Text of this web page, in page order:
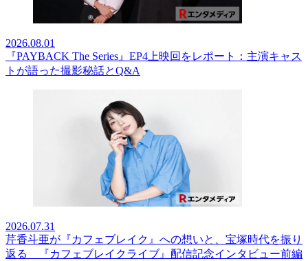
2026.08.01
『PAYBACK The Series』EP4上映回をレポート：主演キャス
トが語った撮影秘話とQ&A
2026.07.31
芹香斗亜が『カフェブレイク』への想いと、宝塚時代を振り
返る 『カフェブレイクライブ』配信記念インタビュー前編